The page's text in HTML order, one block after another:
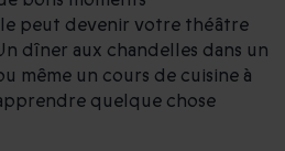
peut devenir votre théâtre
dîner aux chandelles dans un
même un cours de cuisine à
quelque chose